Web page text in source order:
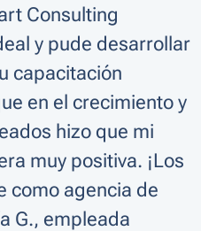
Consulting
y pude desarrollar
capacitación
en el crecimiento y
hizo que mi
muy positiva. ¡Los
como agencia de
G., empleada